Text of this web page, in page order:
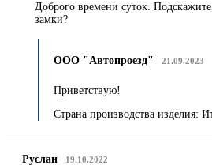
Доброго времени суток.
замки?
ООО "Автопроезд" 21.09.2023
Приветствую!
Страна производства изделия:
Руслан 19.10.2022